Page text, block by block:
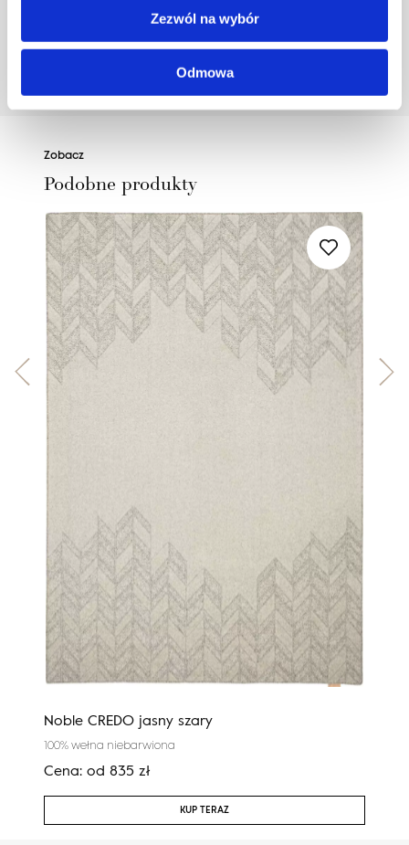
Zezwól na wybór
Odmowa
POZNAJ PROJEKTANTA
Zobacz
Podobne produkty
Noble CREDO jasny szary
100% wełna niebarwiona
Cena: od 835 zł
KUP TERAZ